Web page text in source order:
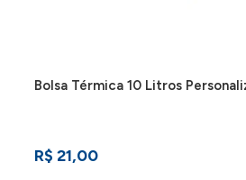
Bolsa Térmica 10 Litros
R$ 21,00